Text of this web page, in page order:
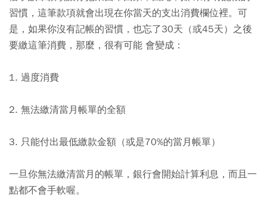
習慣，這筆款項就會出現在你當天的支出消費欄位裡。可
是，如果你沒有記帳的習慣，也忘了30天（或45天）之後
要繳這筆消費，那麼，很有可能 會變成：
1. 過度消費
2. 無法繳清當月帳單的全額
3. 只能付出最低繳款金額（或是70%的當月帳單）
一旦你無法繳清當月的帳單，銀行會開始計算利息，而且一
點都不會手軟喔。